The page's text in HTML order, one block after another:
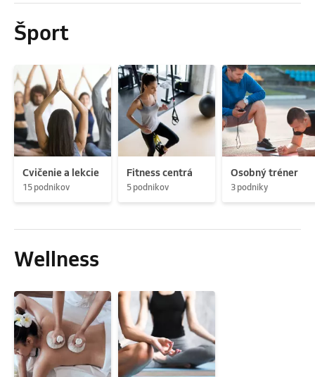
Šport
Cvičenie a lekcie
15 podnikov
Fitness centrá
5 podnikov
Osobný tréner
3 podniky
Wellness